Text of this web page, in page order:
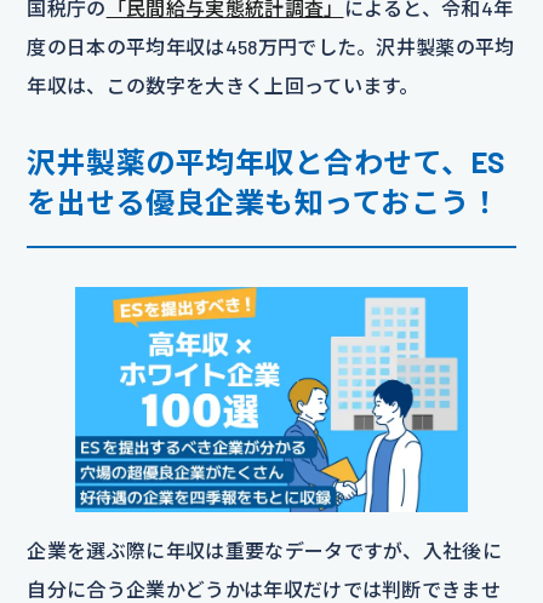
国税庁の 「民間給与実態統計調査」
によると、令和4年
度の日本の平均年収は458万円でした。沢井製薬の平均
年収は、この数字を大きく上回っています。
沢井製薬の平均年収と合わせて、ES
を出せる優良企業も知っておこう！
企業を選ぶ際に年収は重要なデータですが、入社後に
自分に合う企業かどうかは年収だけでは判断できませ